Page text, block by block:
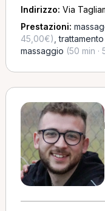
Indirizzo: Via
Prestazioni:
45,00€) ,
massaggio (50 min ·